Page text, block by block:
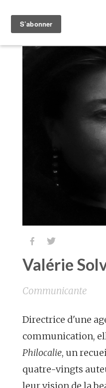
 
Valérie
Communicante
Directrice d'une
communication,
Philocalie, un
quatre-vingts